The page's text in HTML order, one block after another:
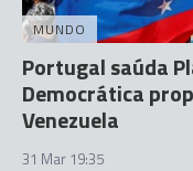
MUNDO
Portugal saúda
Democrática
Venezuela
31 Mar 19:35